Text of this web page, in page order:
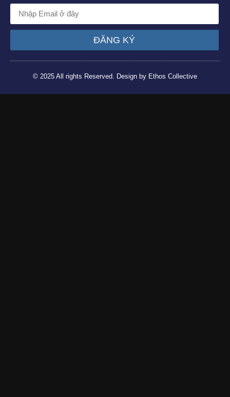
ĐĂNG KÝ
© 2025 All rights Reserved. Design by Ethos Collective